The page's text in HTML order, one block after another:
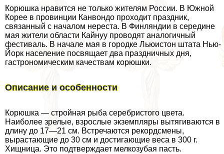
Корюшка нравится не только жителям России. В Южной
Корее в провинции Канвондо проходит праздник,
связанный с началом нереста. В Финляндии в середине
мая жители области Кайнуу проводят аналогичный
фестиваль. В начале мая в городке Льюистон штата Нью-
Йорк население посвящает два праздничных дня,
гастрономическим качествам корюшки.
Описание и особенности
Корюшка — стройная рыба серебристого цвета.
Наиболее зрелые, взрослые экземпляры вытягиваются в
длину до 17—21 см. Встречаются рекордсмены,
вырастающие до 30 см и достигающие веса в 300 г.
Хищница. Это подтверждает мелкозубая пасть.